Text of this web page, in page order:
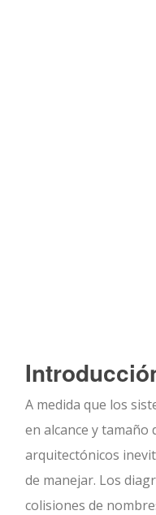
A medida que los
en alcance y tamaño
arquitectónicos
de manejar. Los
colisiones de